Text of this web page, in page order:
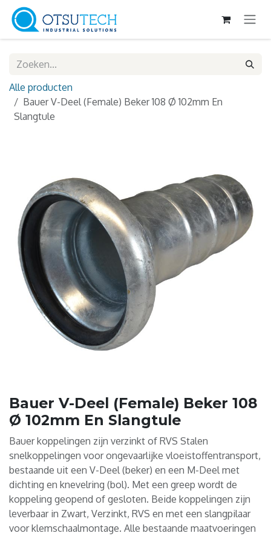
Overslaan naar inhoud
Alle producten
Bauer V-Deel (Female) Beker 108 Ø 102mm En
Slangtule
Bauer V-Deel (Female) Beker 108
Ø 102mm En Slangtule
Bauer koppelingen zijn verzinkt of RVS Stalen
snelkoppelingen voor ongevaarlijke vloeistoffentransport,
bestaande uit een V-Deel (beker) en een M-Deel met
dichting en knevelring (bol). Met een greep wordt de
koppeling geopend of gesloten. Beide koppelingen zijn
leverbaar in Zwart, Verzinkt, RVS en met een slangpilaar
voor klemschaalmontage. Alle bestaande maatvoeringen